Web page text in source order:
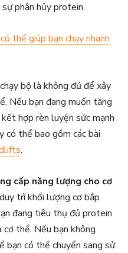
phân hủy protein.
thể giúp bạn chạy nhanh
bộ là không đủ để xây
Nếu bạn đang muốn tăng
hợp rèn luyện sức mạnh
có thể bao gồm các bài
.
cấp năng lượng cho cơ
trì khối lượng cơ bắp
đang tiêu thụ đủ protein
cơ thể. Nếu bạn không
bạn có thể chuyển sang sử